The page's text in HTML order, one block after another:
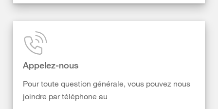
Appelez-nous
Pour toute question générale, vous pouvez nous
joindre par téléphone au